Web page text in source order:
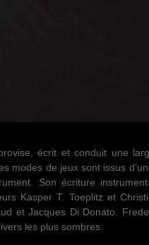
écrit et conduit une
modes de jeux sont issus
Son écriture
Kasper T. Toeplitz et
et Jacques Di Donato.
les plus sombres.